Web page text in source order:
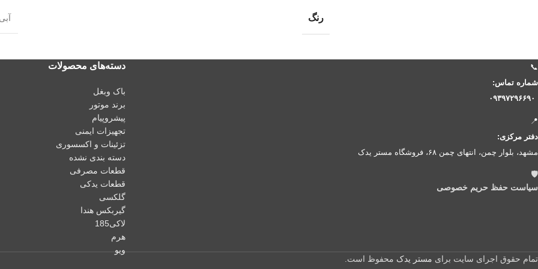
رنگ آبی
📞
شماره تماس:
۰۹۳۹۷۲۹۶۶۹۰
📍
دفتر مرکزی:
مشهد، بلوار چمن، انتهای چمن ۶۸، فروشگاه مستر یدک
🛡️
سیاست حفظ حریم خصوصی
دسته‌های محصولات
باک وبغل
برند موتور
پیشروپیام
تجهیزات ایمنی
تزئینات و اکسسوری
دسته بندی نشده
قطعات مصرفی
قطعات یدکی
گلکسی
گیربکس هندا
لاکی185
هرم
ويو
تمام حقوق اجرای سایت برای مستر یدک محفوظ است.